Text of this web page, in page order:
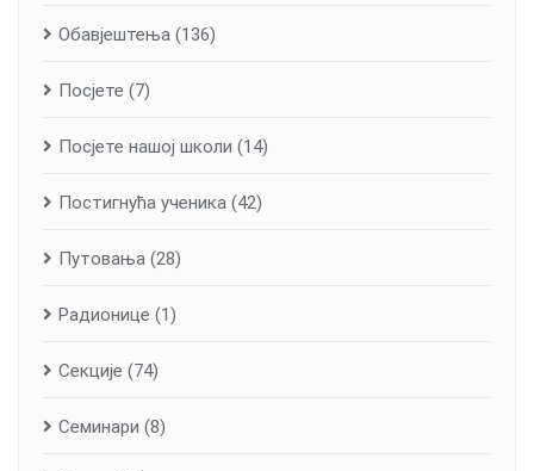
Обавјештења (136)
Посјете (7)
Посјете нашој школи (14)
Постигнућа ученика (42)
Путовања (28)
Радионице (1)
Секције (74)
Семинари (8)